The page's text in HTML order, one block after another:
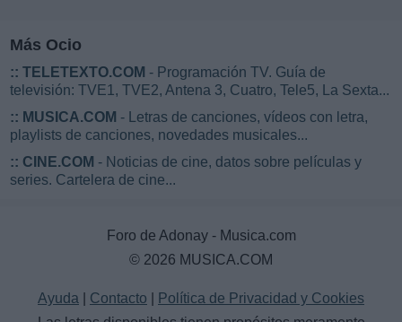
Más Ocio
:: TELETEXTO.COM - Programación TV. Guía de
televisión: TVE1, TVE2, Antena 3, Cuatro, Tele5, La Sexta...
:: MUSICA.COM - Letras de canciones, vídeos con letra,
playlists de canciones, novedades musicales...
:: CINE.COM - Noticias de cine, datos sobre películas y
series. Cartelera de cine...
Foro de Adonay - Musica.com
© 2026 MUSICA.COM
Ayuda Contacto
Política de Privacidad y Cookies